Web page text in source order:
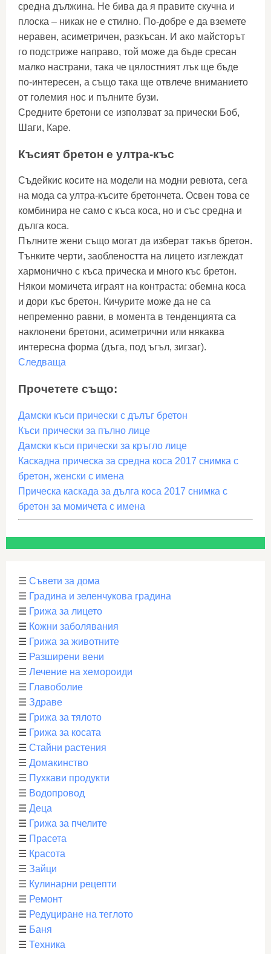
средна дължина. Не бива да я правите скучна и
плоска – никак не е стилно. По-добре е да вземете
неравен, асиметричен, разкъсан. И ако майсторът
го подстриже направо, той може да бъде сресан
малко настрани, така че цялостният лък ще бъде
по-интересен, а също така ще отвлече вниманието
от големия нос и пълните бузи.
Средните бретони се използват за прически Боб,
Шаги, Каре.
Късият бретон е ултра-къс
Съдейкис косите на модели на модни ревюта, сега
на мода са ултра-късите бретончета. Освен това се
комбинира не само с къса коса, но и със средна и
дълга коса.
Пълните жени също могат да изберат такъв бретон.
Тънките черти, заоблеността на лицето изглеждат
хармонично с къса прическа и много къс бретон.
Някои момичета играят на контраста: обемна коса
и дори къс бретон. Кичурите може да не са
непременно равни, в момента в тенденцията са
наклонени бретони, асиметрични или някаква
интересна форма (дъга, под ъгъл, зигзаг).
Следваща
Прочетете също:
Дамски къси прически с дълъг бретон
Къси прически за пълно лице
Дамски къси прически за кръгло лице
Каскадна прическа за средна коса 2017 снимка с
бретон, женски с имена
Прическа каскада за дълга коса 2017 снимка с
бретон за момичета с имена
☰ Съвети за дома
☰ Градина и зеленчукова градина
☰ Грижа за лицето
☰ Кожни заболявания
☰ Грижа за животните
☰ Разширени вени
☰ Лечение на хемороиди
☰ Главоболие
☰ Здраве
☰ Грижа за тялото
☰ Грижа за косата
☰ Стайни растения
☰ Домакинство
☰ Пухкави продукти
☰ Водопровод
☰ Деца
☰ Грижа за пчелите
☰ Прасета
☰ Красота
☰ Зайци
☰ Кулинарни рецепти
☰ Ремонт
☰ Редуциране на теглото
☰ Баня
☰ Техника